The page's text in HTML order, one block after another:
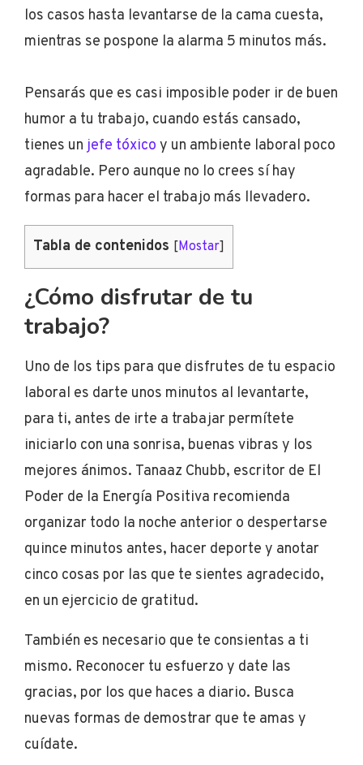
los casos hasta levantarse de la cama cuesta,
mientras se pospone la alarma 5 minutos más.
Pensarás que es casi imposible poder ir de buen
humor a tu trabajo, cuando estás cansado,
tienes un jefe tóxico y un ambiente laboral poco
agradable. Pero aunque no lo crees sí hay
formas para hacer el trabajo más llevadero.
Tabla de contenidos [Mostar]
¿Cómo disfrutar de tu
trabajo?
Uno de los tips para que disfrutes de tu espacio
laboral es darte unos minutos al levantarte,
para ti, antes de irte a trabajar permítete
iniciarlo con una sonrisa, buenas vibras y los
mejores ánimos. Tanaaz Chubb, escritor de El
Poder de la Energía Positiva recomienda
organizar todo la noche anterior o despertarse
quince minutos antes, hacer deporte y anotar
cinco cosas por las que te sientes agradecido,
en un ejercicio de gratitud.
También es necesario que te consientas a ti
mismo. Reconocer tu esfuerzo y date las
gracias, por los que haces a diario. Busca
nuevas formas de demostrar que te amas y
cuídate.